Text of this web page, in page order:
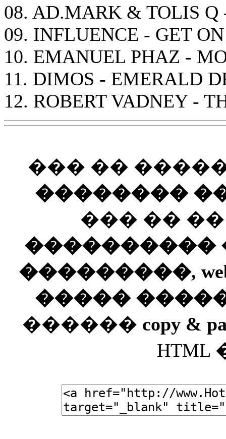
08. AD.MARK & TOLIS Q
09. INFLUENCE - GET
10. EMANUEL PHAZ -
11. DIMOS - EMERALD
12. ROBERT VADNEY -
��� ��
��������
��� ��
����������
���������,
�����
������ copy &